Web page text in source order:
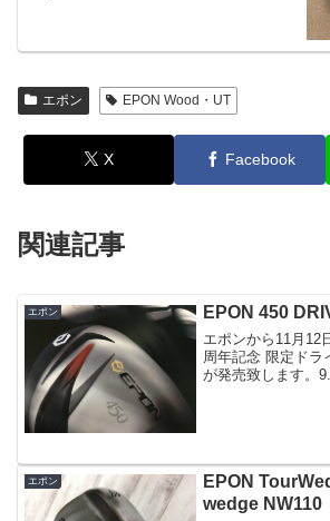
エポン EPON Wood・UT
X Facebook
関連記事
エポン EPON 450
エポンから11月12
周年記念 限定ドラ
が発売致します。
エポン
EPON
wedge NW110